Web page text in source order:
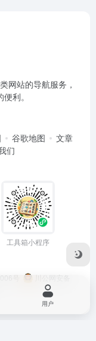
网站的导航服务，
利。
谷歌地图
文章
们
工具箱小程序
号
川公网安备
用户